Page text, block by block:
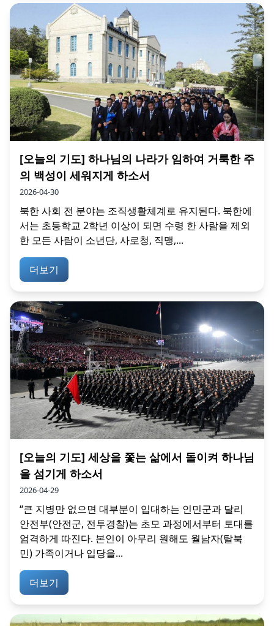
[오늘의 기도] 하나님의 나라가 임하여 거룩한 주
의 백성이 세워지게 하소서
2026-04-30
북한 사회 전 분야는 조직생활체계로 유지된다. 북한에
서는 초등학교 2학년 이상이 되면 수령 한 사람을 제외
한 모든 사람이 소년단, 사로청, 직맹,...
더보기
[오늘의 기도] 세상을 쫓는 삶에서 돌이켜 하나님
을 섬기게 하소서
2026-04-29
“큰 지병만 없으면 대부분이 입대하는 인민군과 달리
안전부(안전군, 전투경찰)는 초모 과정에서부터 토대를
엄격하게 따진다. 본인이 아무리 원해도 월남자(탈북
민) 가족이거나 입당을...
더보기